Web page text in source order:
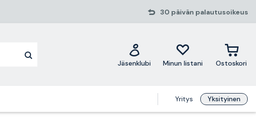
30 päivän palautusoikeus
Jäsenklubi Minun listani Ostoskori
Yritys Yksityinen